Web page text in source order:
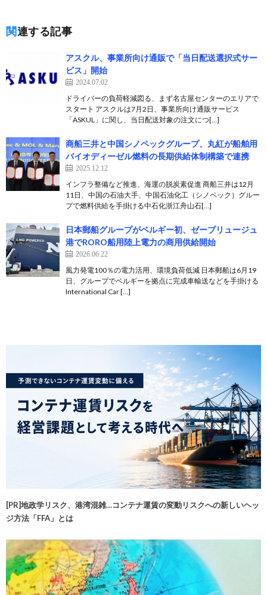
関連する記事
アスクル、事業所向け通販で「当日配送選択式サー
ビス」開始
2024.07.02
ドライバーの負荷軽減図る、まず名古屋センターのエリアで
スタート アスクルは7月2日、事業所向け通販サービス
「ASKUL」に関し、当日配送対象の注文につ[…]
商船三井と中国シノペックグループ、丸紅が船舶用
バイオディーゼル燃料の長期供給体制構築で連携
2025.12.12
インフラ整備など推進、海運の脱炭素促進 商船三井は12月
11日、中国の石油大手、中国石油化工（シノペック）グルー
プで燃料供給を手掛ける中石化浙江舟山石[…]
日本郵船グループがベルギー初、ゼーブリュージュ
港でRORO船用陸上電力の商用供給開始
2026.06.22
風力発電100％の電力活用、環境負荷低減 日本郵船は6月19
日、グループでベルギーを拠点に完成車輸送などを手掛ける
International Car […]
[PR]地政学リスク、港湾混雑…コンテナ運賃の変動リスクへの新しいヘッ
ジ方法「FFA」とは